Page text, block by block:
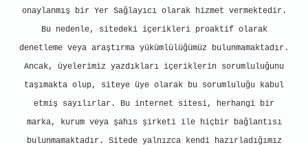
onaylanmış bir Yer Sağlayıcı olarak hizmet vermektedir.
Bu nedenle, sitedeki içerikleri proaktif olarak
denetleme veya araştırma yükümlülüğümüz bulunmamaktadır.
Ancak, üyelerimiz yazdıkları içeriklerin sorumluluğunu
taşımakta olup, siteye üye olarak bu sorumluluğu kabul
etmiş sayılırlar. Bu internet sitesi, herhangi bir
marka, kurum veya şahıs şirketi ile hiçbir bağlantısı
bulunmamaktadır. Sitede yalnızca kendi hazırladığımız